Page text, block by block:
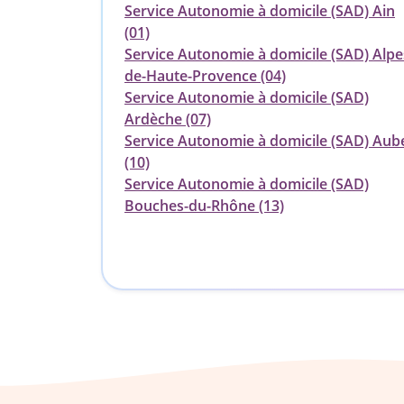
Service Autonomie à domicile (SAD) Ain
(01)
Service Autonomie à domicile (SAD)
de-Haute-Provence (04)
Service Autonomie à domicile (SAD)
Ardèche (07)
Service Autonomie à domicile (SAD)
(10)
Service Autonomie à domicile (SAD)
Bouches-du-Rhône (13)